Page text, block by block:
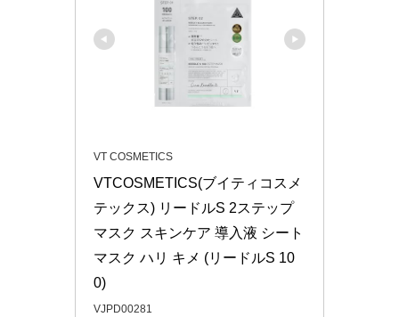
VT COSMETICS
VTCOSMETICS(ブイティコスメ
テックス) リードルS 2ステップ
マスク スキンケア 導入液 シート
マスク ハリ キメ (リードルS 10
0)
VJPD00281